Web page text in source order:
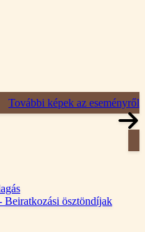
További képek az eseményről
Beiratkozási ösztöndíjak